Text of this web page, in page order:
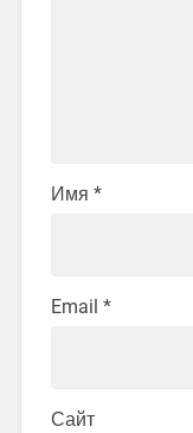
Имя *
Email *
Сайт